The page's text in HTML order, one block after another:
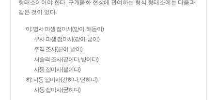
형태소이어야 한다. 구개음화 현상에 관여하는 형식 형태소에는 다음과
같은 것이 있다.
이: 명사 파생 접미사(맏이, 해돋이)
부사 파생 접미사(같이, 굳이)
주격 조사(끝이, 밭이)
서술격 조사(끝이다, 밭이다)
사동 접미사(붙이다)
히: 피동 접미사(걷히다, 닫히다)
사동 접미사(굳히다)